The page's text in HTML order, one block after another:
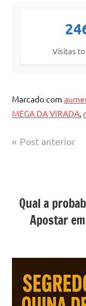
Visitas
Marcado com
MEGA DA VIRADA,
Como
Mega
Navegação
Post anterior
Qual a
Apostar